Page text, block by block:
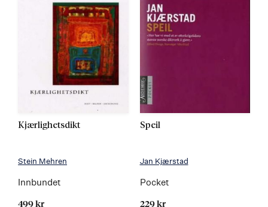
Kjærlighetsdikt
Stein Mehren
Innbundet
499 kr
Speil
Jan Kjærstad
Pocket
229 kr